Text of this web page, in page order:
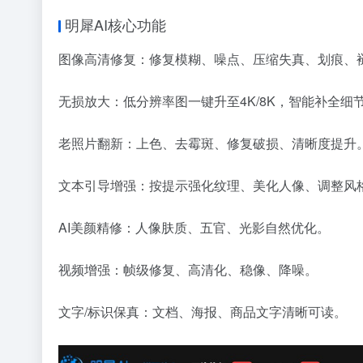
明犀AI核心功能
图像高清修复：修复模糊、噪点、压缩失真、划痕、
无损放大：低分辨率图一键升至4K/8K，智能补全细节
老照片翻新：上色、去霉斑、修复破损、清晰度提升。
文本引导增强：按提示强化纹理、美化人像、调整风
AI美颜精修：人像肤质、五官、光影自然优化。
视频增强：帧级修复、高清化、稳像、降噪。
文字/标识保真：文档、海报、商品文字清晰可读。